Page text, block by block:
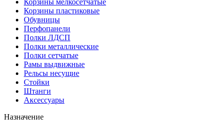
Корзины мелкосетчатые
Корзины пластиковые
Обувницы
Перфопанели
Полки ЛДСП
Полки металлические
Полки сетчатые
Рамы выдвижные
Рельсы несущие
Стойки
Штанги
Аксессуары
Назначение